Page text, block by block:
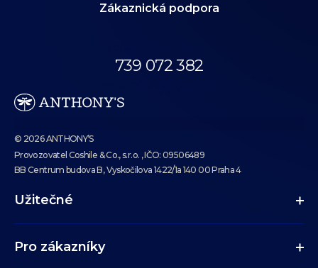
Zákaznická podpora
739 072 382
© 2026 ANTHONY’S
Provozovatel Coshile & Co., s.r.o. , IČO: 09506489
BB Centrum budova B, Vyskočilova 1422/1a 140 00 Praha 4
Užitečné
Pro zákazníky